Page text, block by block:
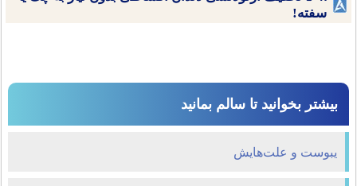
سفته!
بیشتر بخوانید تا سالم بمانید
یبوست و علت‌هایش